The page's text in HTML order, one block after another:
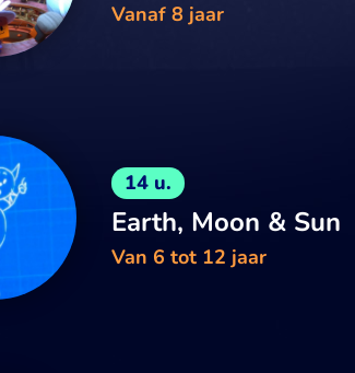
Vanaf 8 jaar
14 u.
Earth, Moon & Sun
Van 6 tot 12 jaar